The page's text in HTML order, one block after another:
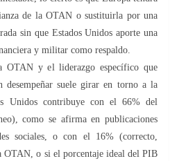
de la OTAN o sustituirla por una
sin que Estados Unidos aporte una
y militar como respaldo.
OTAN y el liderazgo específico que
desempeñar suele girar en torno a la
Unidos contribuye con el 66% del
como se afirma en publicaciones
sociales, o con el 16% (correcto,
OTAN, o si el porcentaje ideal del PIB